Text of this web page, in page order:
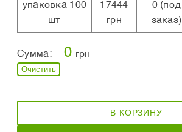
упаковка 100
шт
17444
грн
0(под
заказ)
Сумма: 0 грн
Очистить
В КОРЗИНУ